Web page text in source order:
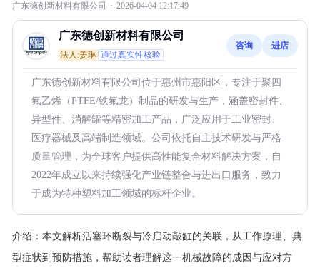
广东德创新材料有限公司 · 2026-04-04 12:17:49
广东德创新材料有限公司
法人:姜琳 通过真实性核验
咨询 进店
广东德创新材料有限公司位于惠州市惠阳区，专注于聚四
氟乙烯（PTFE/铁氟龙）制品的研发与生产，涵盖密封件、
异型件、消解罐等精密加工产品，广泛应用于工业密封、
医疗器械及高端制造领域。公司依托自主技术研发与严格
质量管理，为全球客户提供高性能复合材料解决方案，自
2022年成立以来持续强化产业链整合与进出口服务，致力
于成为特种塑料加工领域的标杆企业。
介绍： 本文解析活塞环断裂与冷启动敲缸的关联，从工作原理、典
型症状到预防措施，帮助读者理解这一机械故障的成因与应对方